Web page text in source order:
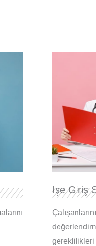
İşe Giriş
gereklilikleri